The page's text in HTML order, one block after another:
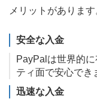
メリットがあります
安全な入金
PayPalは世界的
ティ面で安心でき
迅速な入金